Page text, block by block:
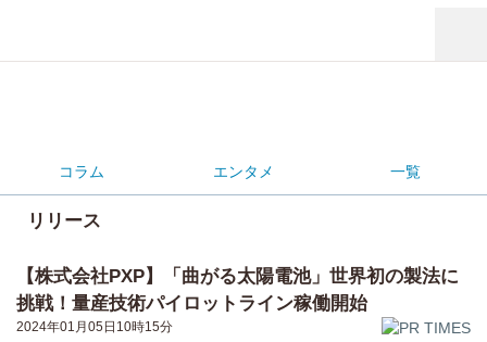
コラム エンタメ 一覧
リリース
【株式会社PXP】「曲がる太陽電池」世界初の製法に
挑戦！量産技術パイロットライン稼働開始
2024年01月05日10時15分